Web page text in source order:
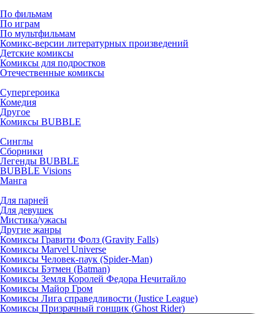
По фильмам
По играм
По мультфильмам
Комикс-версии литературных произведений
Детские комиксы
Комиксы для подростков
Отечественные комиксы
Супергероика
Комедия
Другое
Комиксы BUBBLE
Синглы
Сборники
Легенды BUBBLE
BUBBLE Visions
Манга
Для парней
Для девушек
Мистика/ужасы
Другие жанры
Комиксы Гравити Фолз (Gravity Falls)
Комиксы Marvel Universe
Комиксы Человек-паук (Spider-Man)
Комиксы Бэтмен (Batman)
Комиксы Земля Королей Федора Нечитайло
Комиксы Майор Гром
Комиксы Лига справедливости (Justice League)
Комиксы Призрачный гонщик (Ghost Rider)